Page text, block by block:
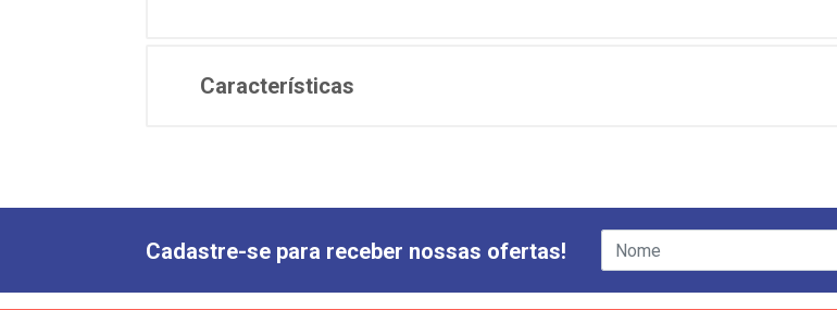
Características
Cadastre-se para receber nossas ofertas!